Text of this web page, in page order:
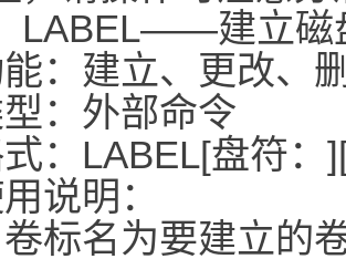
LABEL――建立磁
：建立、更改、
：外部命令
：LABEL[盘符：
说明：
卷标名为要建立的